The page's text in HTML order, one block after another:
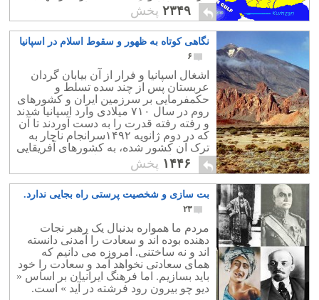
مادری ما، احترام به خود ماست.
۲۳۴۹ پخش
نگاهی کوتاه به ظهور و سقوط اسلام در اسپانیا
۶
اشغال اسپانیا و فرار از آن بیابان گردان
عربستان پس از چند سده تسلط و
حکمفرمایی بر سرزمین ایران و کشورهای
روم در سال ۷۱۰ میلادی وارد اسپانیا شدند
و رفته رفته قدرت را به دست آوردند تا آن
که در دوم ژانویه ۱۴۹۲سرانجام ناچار به
ترک آن کشور شده، به کشورهای آفریقایی
مانند مراکش و تونس مهاجرت کردند..
۱۴۴۶ پخش
بت سازی و شخصیت پرستی راه بجایی ندارد.
۲۳
مردم ما همواره بدنبال یک رهبر نجات
دهنده بوده اند و سعادت را آمدنی دانسته
اند و نه ساختنی. امروزه می دانیم که
همای سعادتی نخواهد آمد و سعادت را خود
باید بسازیم. اما فرهنگ ایرانیان بر اساس «
دیو چو بیرون رود فرشته در آید » است.